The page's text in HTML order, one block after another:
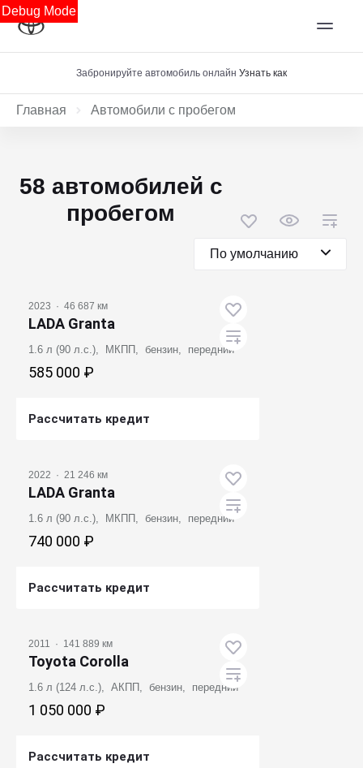
Debug Mode
Забронируйте автомобиль онлайн Узнать как
Главная Автомобили с пробегом
58 автомобилей с
пробегом
По умолчанию
2023 · 46 687 км
LADA Granta
1.6 л (90 л.с.), МКПП, бензин, передний
585 000 ₽
Рассчитать кредит
2022 · 21 246 км
LADA Granta
1.6 л (90 л.с.), МКПП, бензин, передний
740 000 ₽
Рассчитать кредит
2011 · 141 889 км
Toyota Corolla
1.6 л (124 л.с.), АКПП, бензин, передний
1 050 000 ₽
Рассчитать кредит